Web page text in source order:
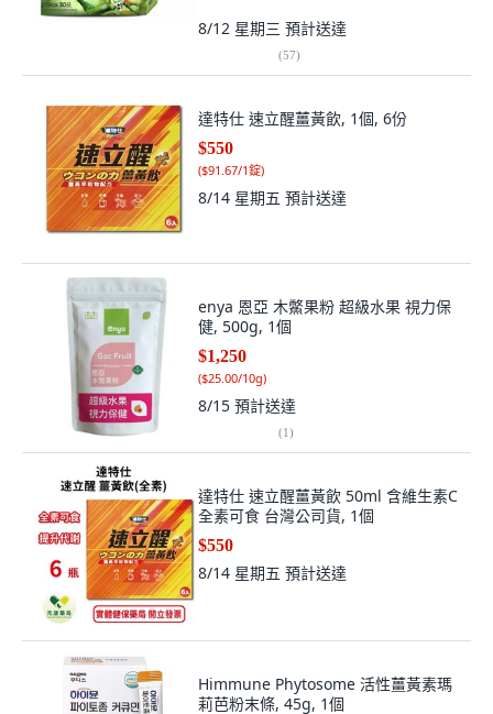
8/12 星期三 預計送達
(57)
達特仕 速立醒薑黃飲, 1個, 6份
$550
($91.67/1錠)
8/14 星期五 預計送達
enya 恩亞 木鱉果粉 超級水果 視力保
健, 500g, 1個
$1,250
($25.00/10g)
8/15 預計送達
(1)
達特仕 速立醒薑黃飲 50ml 含維生素C
全素可食 台灣公司貨, 1個
$550
8/14 星期五 預計送達
Himmune Phytosome 活性薑黃素瑪
莉芭粉末條, 45g, 1個